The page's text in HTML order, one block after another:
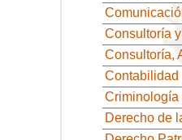
Consultoría
Consultoría,
Contabilidad
Criminología
Derecho de